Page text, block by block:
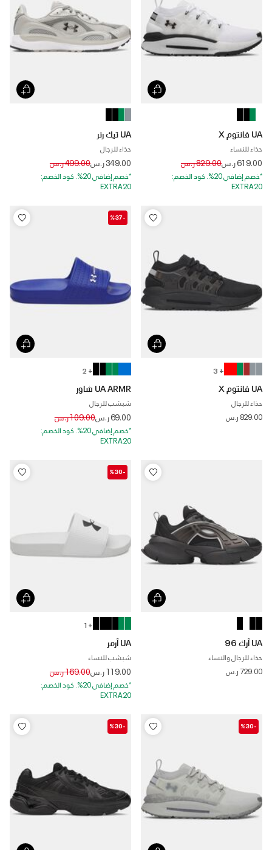
UA فانتوم X
حذاء للنساء
619.00 ر.س Price reduced from
829.00 ر.س to
*خصم إضافي 20%. كود الخصم:
EXTRA20
UA تيك رنر
حذاء للرجال
349.00 ر.س Price reduced from
499.00 ر.س to
*خصم إضافي 20%. كود الخصم:
EXTRA20
+ 3
UA فانتوم X
حذاء للرجال
829.00 ر.س
-%37
+ 2
UA ARMR شاور
شبشب للرجال
69.00 ر.س Price reduced from
109.00 ر.س to
*خصم إضافي 20%. كود الخصم:
EXTRA20
UA آرك 96
حذاء للرجال والنساء
729.00 ر.س
-%30
+ 1
UA آرمر
شبشب للنساء
119.00 ر.س Price reduced from
169.00 ر.س to
*خصم إضافي 20%. كود الخصم:
EXTRA20
-%30
-%30